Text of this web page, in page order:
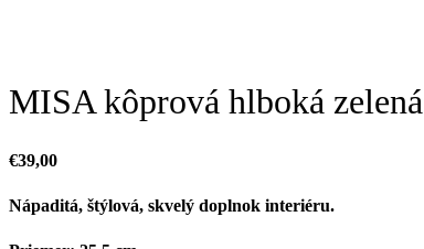
MISA kôprová hlboká zelená
€39,00
Nápaditá, štýlová, skvelý doplnok interiéru.